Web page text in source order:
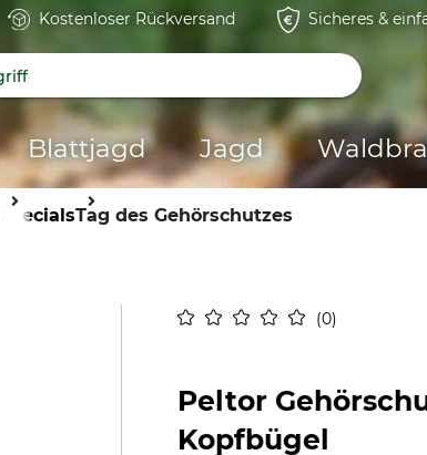
Kostenloser Rückversand Sicheres &
Blattjagd Jagd
SpecialsTag des Gehörschutzes
0
Peltor
Kopfbügel